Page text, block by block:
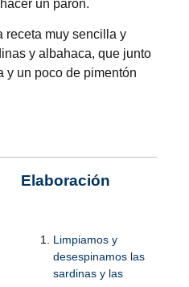
un parón.
receta muy sencilla y
y albahaca, que junto
y un poco de pimentón
Elaboración
Limpiamos y
desespinamos las
sardinas y las